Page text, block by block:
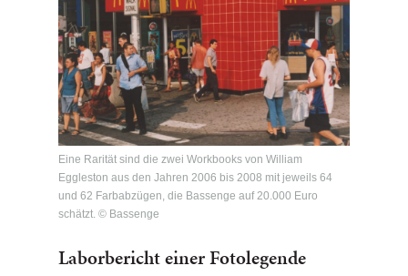
Eine Rarität sind die zwei Workbooks von William
Eggleston aus den Jahren 2006 bis 2008 mit jeweils 64
und 62 Farbabzügen, die Bassenge auf 20.000 Euro
schätzt. © Bassenge
Laborbericht einer Fotolegende